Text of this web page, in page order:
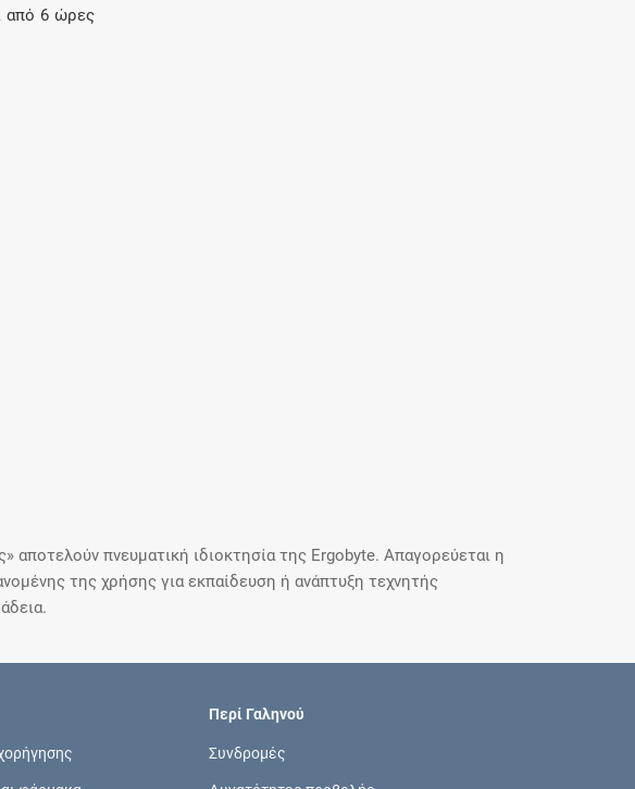
από 6 ώρες
πνευματική ιδιοκτησία της Ergobyte. Απαγορεύεται η
της χρήσης για εκπαίδευση ή ανάπτυξη τεχνητής
Περί Γαληνού
Συνδρομές